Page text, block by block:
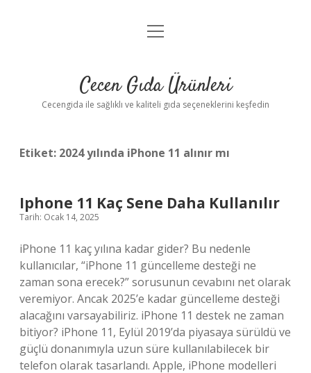
Anasayfa
Yasal Uyarı
menüyü
Cecen Gıda Ürünleri
Cecengida ile sağlıklı ve kaliteli gıda seçeneklerini keşfedin
Etiket: 2024 yılında iPhone 11 alınır mı
Iphone 11 Kaç Sene Daha Kullanılır
Tarih: Ocak 14, 2025
iPhone 11 kaç yılına kadar gider? Bu nedenle
kullanıcılar, “iPhone 11 güncelleme desteği ne
zaman sona erecek?” sorusunun cevabını net olarak
veremiyor. Ancak 2025’e kadar güncelleme desteği
alacağını varsayabiliriz. iPhone 11 destek ne zaman
bitiyor? iPhone 11, Eylül 2019’da piyasaya sürüldü ve
güçlü donanımıyla uzun süre kullanılabilecek bir
telefon olarak tasarlandı. Apple, iPhone modelleri